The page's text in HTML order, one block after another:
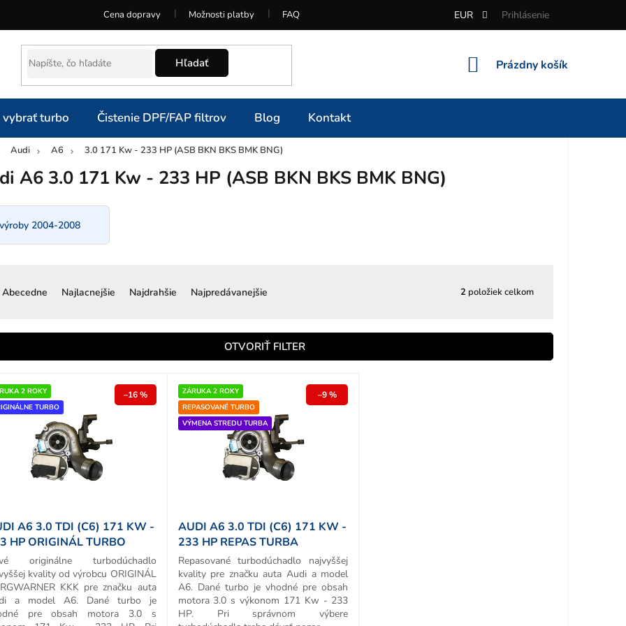
Cena dopravy Možnosti platby FAQ EUR Prihlásenie
Hľadať
NÁKUPNÝ
Prázdny košík
turbo Čistenie DPF/FAP filtrov Blog Kontakt
Audi A6 3.0 171 Kw - 233 HP (ASB BKN BKS BMK BNG)
A6 3.0 171 Kw - 233 HP (ASB BKN BKS BMK BNG)
2004-2008
Abecedne Najlacnejšie Najdrahšie Najpredávanejšie 2 položiek celkom
OTVORIŤ FILTER
2 ROKY
TURBO
–16 %
A6 3.0 TDI (C6) 171 KW -
HP ORIGINÁL TURBO
originálne turbodúchadlo
kvality od výrobcu ORIGINÁL
KKK pre značku auta
a model A6. Dané turbo je
pre obsah motora 3.0 s
ZÁRUKA 2 ROKY
REPASOVANÉ TURBO
VÝMENA STREDU TURBA
–9 %
AUDI A6 3.0 TDI (C6) 171 KW -
233 HP REPAS TURBA
Repasované turbodúchadlo najvyššej
kvality pre značku auta Audi a model
A6. Dané turbo je vhodné pre obsah
motora 3.0 s výkonom 171 Kw - 233
HP. Pri správnom výbere